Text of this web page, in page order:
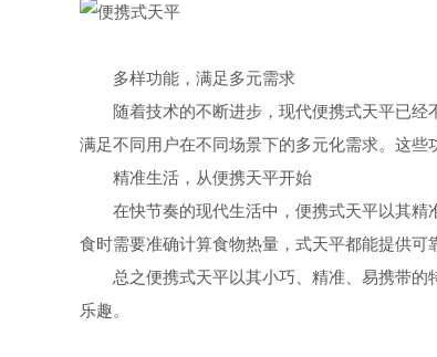
多样功能，满足多元需求
随着技术的不断进步，现代便携式天平已经
满足不同用户在不同场景下的多元化需求。这些
精准生活，从便携天平开始
在快节奏的现代生活中，便携式天平以其精
食时需要准确计算食物热量，式天平都能提供可
总之便携式天平以其小巧、精准、易携带的
乐趣。